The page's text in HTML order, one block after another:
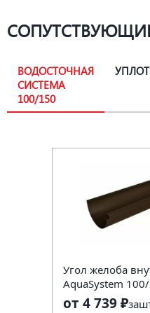
ВОДОСТОЧНАЯ
СИСТЕМА
100/150
Угол желоба
AquaSystem
от 4 739 ₽за